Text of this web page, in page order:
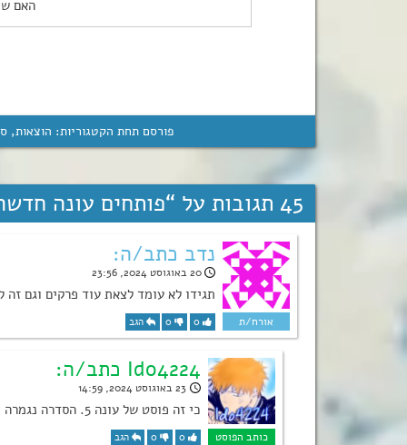
האם
פורסם תחת הקטגוריות: הוצאות,
45 תגובות על “ פותחים עונה
נדב כתב/ה:
20 באוגוסט 2024, 23:56
תגידו לא עומד לצאת עוד פרקים וגם זה לא
0
0 הגב
Ido4224 כתב/ה:
23 באוגוסט 2024, 14:59
כי זה פוסט של עונה 5. הסדרה נגמרה
0
0 הגב